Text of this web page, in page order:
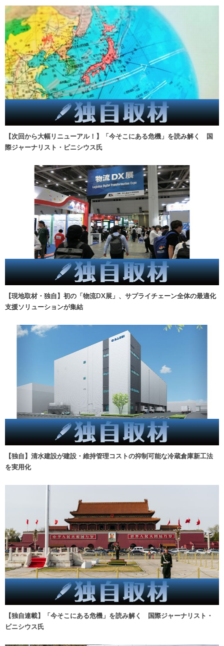
【次回から大幅リニューアル！】「今そこにある危機」を読み解く 国
際ジャーナリスト・ビニシウス氏
【現地取材・独自】初の「物流DX展」、サプライチェーン全体の最適化
支援ソリューションが集結
【独自】清水建設が建設・維持管理コストの抑制可能な冷蔵倉庫新工法
を実用化
【独自連載】「今そこにある危機」を読み解く 国際ジャーナリスト・
ビニシウス氏